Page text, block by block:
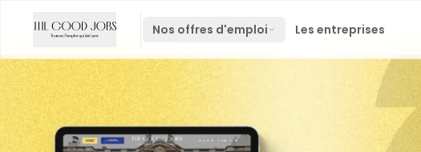
Nos offres d'emploi Les entreprises